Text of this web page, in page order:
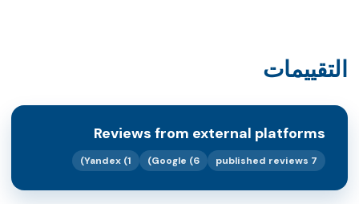
التقييمات
Reviews from external platforms
7 published reviews
Google (6)
Yandex (1)